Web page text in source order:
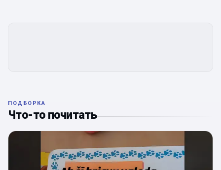
ПОДБОРКА
Что-то почитать